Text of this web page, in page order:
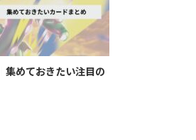
集めておきたい注目の